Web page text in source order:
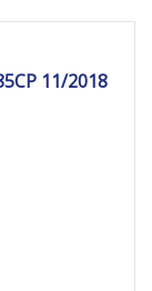
11/2018